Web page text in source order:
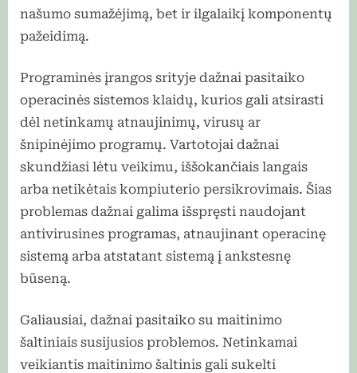
našumo sumažėjimą, bet ir ilgalaikį komponentų
pažeidimą.
Programinės įrangos srityje dažnai pasitaiko
operacinės sistemos klaidų, kurios gali atsirasti
dėl netinkamų atnaujinimų, virusų ar
šnipinėjimo programų. Vartotojai dažnai
skundžiasi lėtu veikimu, iššokančiais langais
arba netikėtais kompiuterio persikrovimais. Šias
problemas dažnai galima išspręsti naudojant
antivirusines programas, atnaujinant operacinę
sistemą arba atstatant sistemą į ankstesnę
būseną.
Galiausiai, dažnai pasitaiko su maitinimo
šaltiniais susijusios problemos. Netinkamai
veikiantis maitinimo šaltinis gali sukelti